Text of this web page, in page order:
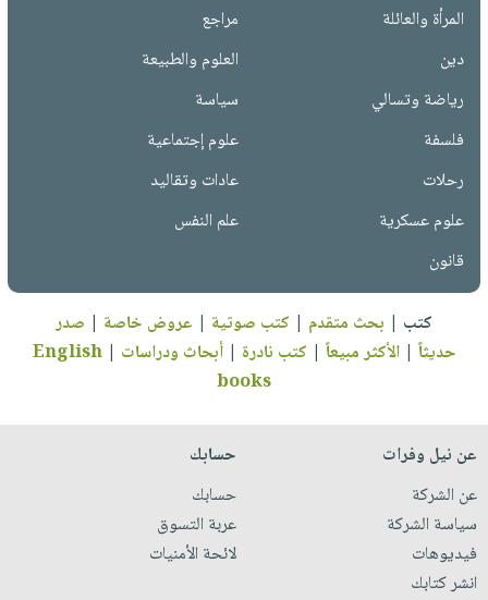
المرأة والعائلة
مراجع
دين
العلوم والطبيعة
رياضة وتسالي
سياسة
فلسفة
علوم إجتماعية
رحلات
عادات وتقاليد
علوم عسكرية
علم النفس
قانون
كتب | بحث متقدم | كتب صوتية | عروض خاصة | صدر
حديثاً |الأكثر مبيعاً | كتب نادرة |أبحاث ودراسات |
English
books
عن نيل وفرات
عن الشركة
سياسة الشركة
فيديوهات
انشر كتابك
حسابك
حسابك
عربة التسوق
لائحة الأمنيات